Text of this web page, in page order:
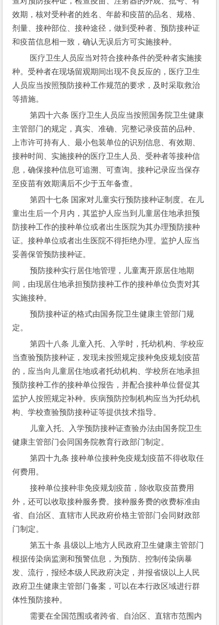
效期，核对受种者的姓名、年龄和疫苗的品名、规格、
剂量、接种部位、接种途径，做到受种者、预防接种证
和疫苗信息相一致，确认无误后方可实施接种。
种。受种者在现场留观期间出现不良反应的，医疗卫生
人员应当按照预防接种工作规范的要求，及时采取救治
等措施。
第四十六条 医疗卫生人员应当按照国务院卫生健康
主管部门的规定，真实、准确、完整记录疫苗的品种、
上市许可持有人、最小包装单位的识别信息、有效期、
接种时间、实施接种的医疗卫生人员、受种者等接种信
息，确保接种信息可追溯、可查询。接种记录应当保存
至疫苗有效期满后不少于五年备查。
第四十七条 国家对儿童实行预防接种证制度。在儿
童出生后一个月内，其监护人应当到儿童居住地承担预
防接种工作的接种单位或者出生医院为其办理预防接种
证。接种单位或者出生医院不得拒绝办理。监护人应当
妥善保管预防接种证。
预防接种实行居住地管理，儿童离开原居住地期
间，由现居住地承担预防接种工作的接种单位负责对其
实施接种。
预防接种证的格式由国务院卫生健康主管部门规
定。
第四十八条 儿童入托、入学时，托幼机构、学校应
当查验预防接种证，发现未按照规定接种免疫规划疫苗
的，应当向儿童居住地或者托幼机构、学校所在地承担
预防接种工作的接种单位报告，并配合接种单位督促其
监护人按照规定补种。疾病预防控制机构应当为托幼机
构、学校查验预防接种证等提供技术指导。
健康主管部门会同国务院教育行政部门制定。
第四十九条 接种单位接种免疫规划疫苗不得收取任
何费用。
接种单位接种非免疫规划疫苗，除收取疫苗费用
外，还可以收取接种服务费。接种服务费的收费标准由
省、自治区、直辖市人民政府价格主管部门会同财政部
门制定。
第五十条 县级以上地方人民政府卫生健康主管部门
根据传染病监测和预警信息，为预防、控制传染病暴
发、流行，报经本级人民政府决定，并报省级以上人民
政府卫生健康主管部门备案，可以在本行政区域进行群
体性预防接种。